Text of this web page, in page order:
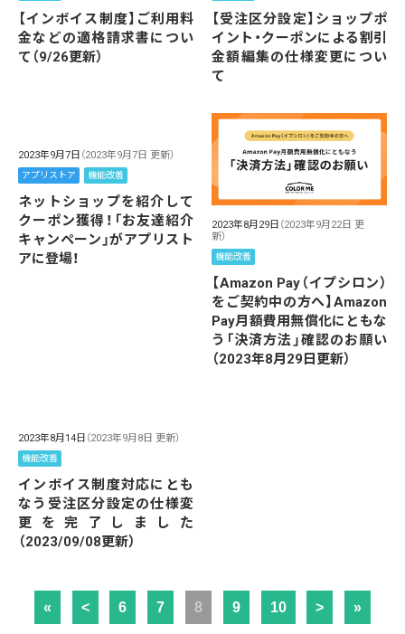
【インボイス制度】ご利用料
金などの適格請求書につい
て（9/26更新）
【受注区分設定】ショップポ
イント・クーポンによる割引
金額編集の仕様変更につい
て
2023年9月7日 （2023年9月7日 更新）
アプリストア 機能改善
ネットショップを紹介して
クーポン獲得！「お友達紹介
キャンペーン」がアプリスト
アに登場！
2023年8月29日 （2023年9月22日 更
新）
機能改善
【Amazon Pay（イプシロン）
をご契約中の方へ】Amazon
Pay月額費用無償化にともな
う「決済方法」確認のお願い
（2023年8月29日更新）
2023年8月14日 （2023年9月8日 更新）
機能改善
インボイス制度対応にとも
なう受注区分設定の仕様変
更を完了しました
（2023/09/08更新）
« < 6 7 8 9 10 > »